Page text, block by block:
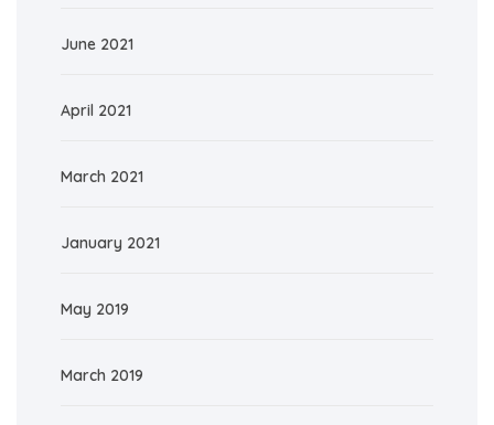
June 2021
April 2021
March 2021
January 2021
May 2019
March 2019